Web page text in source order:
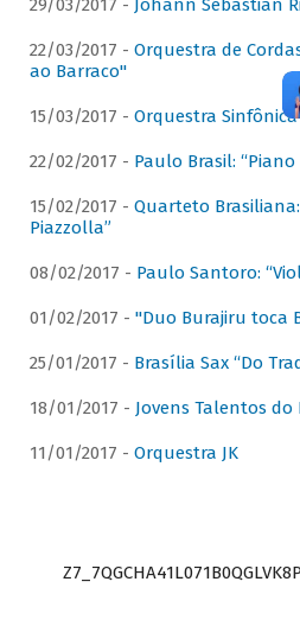
29/03/2017 - Johann Sebastian
22/03/2017 - Orquestra de
ao Barraco"
15/03/2017 - Orquestra Sinfônica
22/02/2017 - Paulo Brasil: “Piano
15/02/2017 - Quarteto
Piazzolla”
08/02/2017 - Paulo Santoro:
01/02/2017 - "Duo Burajiru toca
25/01/2017 - Brasília Sax “Do
18/01/2017 - Jovens Talentos do
11/01/2017 - Orquestra JK